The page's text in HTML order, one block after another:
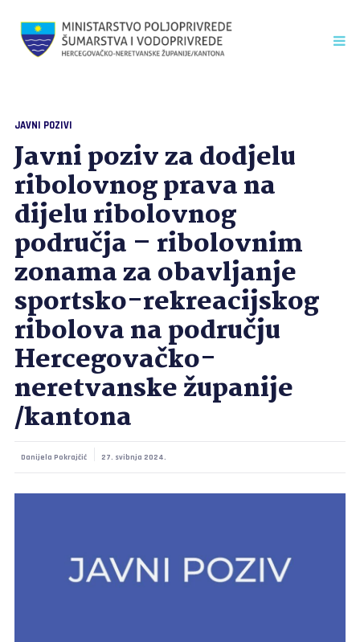
JAVNI POZIVI
Javni poziv za dodjelu
ribolovnog prava na
dijelu ribolovnog
područja – ribolovnim
zonama za obavljanje
sportsko-rekreacijskog
ribolova na području
Hercegovačko-
neretvanske županije
/kantona
Danijela Pokrajčić 27. svibnja 2024.